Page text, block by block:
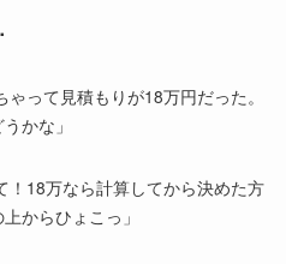
って見積もりが18万円だった。
かな」
！18万なら計算してから決めた方
からひょこっ」